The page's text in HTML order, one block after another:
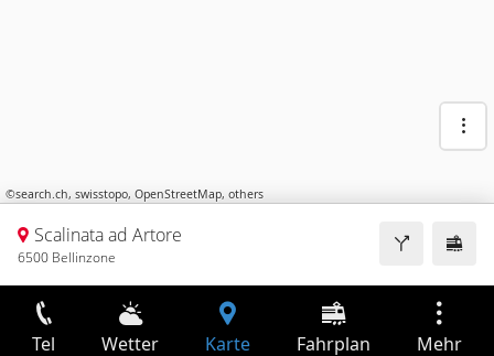
©search.ch, swisstopo, OpenStreetMap, others
Scalinata ad Artore
6500 Bellinzone
Tel Wetter Karte Fahrplan Mehr